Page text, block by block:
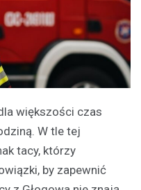
większości czas
W tle tej
tacy, którzy
by zapewnić